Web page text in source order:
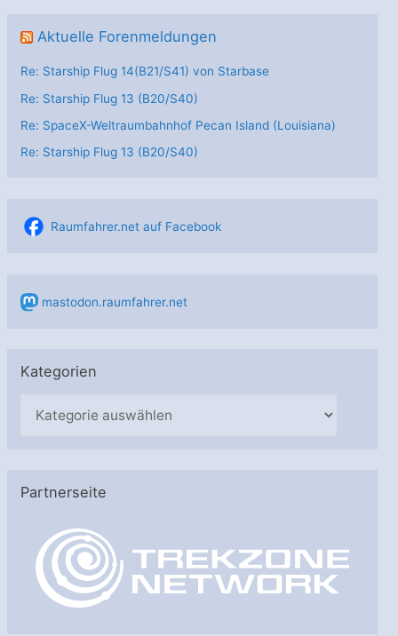
Aktuelle Forenmeldungen
Re: Starship Flug 14(B21/S41) von Starbase
Re: Starship Flug 13 (B20/S40)
Re: SpaceX-Weltraumbahnhof Pecan Island (Louisiana)
Re: Starship Flug 13 (B20/S40)
Raumfahrer.net auf Facebook
mastodon.raumfahrer.net
Kategorien
g
Partnerseite